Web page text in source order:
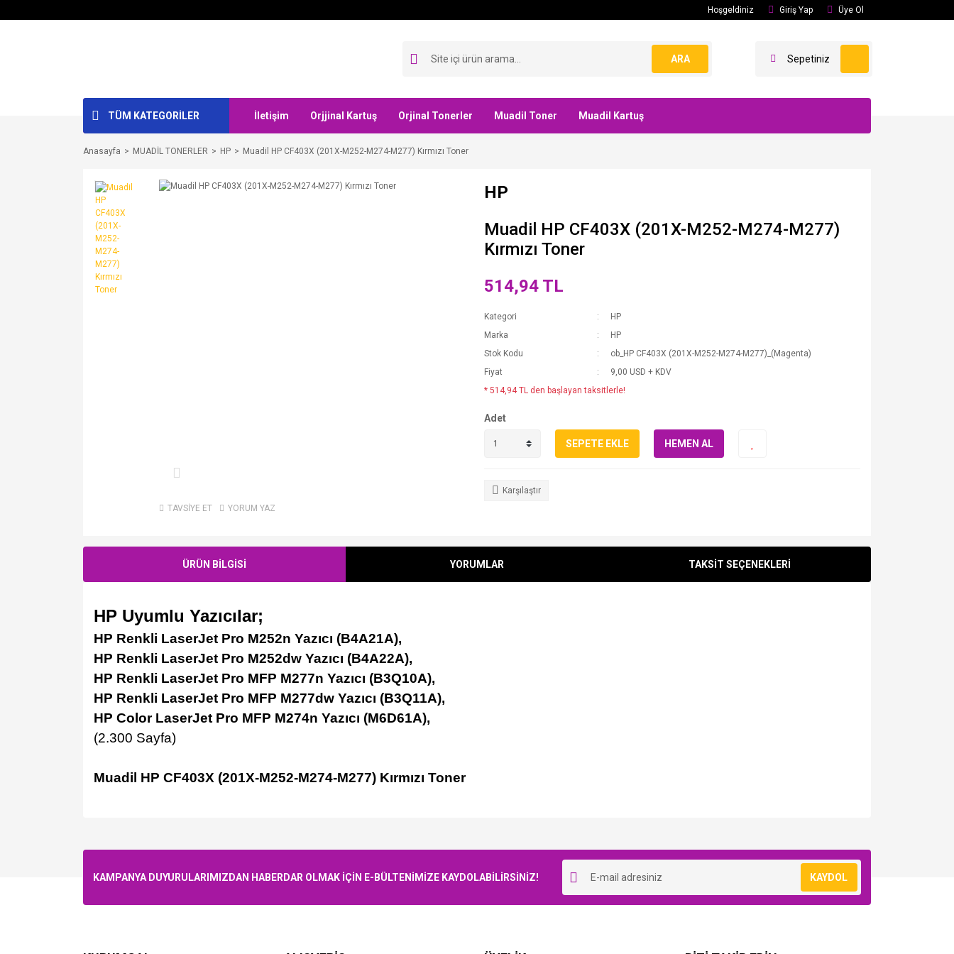
Hoşgeldiniz Giriş Yap Üye Ol
ARA Sepetiniz
TÜM KATEGORİLER İletişim Orjjinal Kartuş Orjinal Tonerler Muadil Toner Muadil Kartuş
Anasayfa MUADİL TONERLER HP Muadil HP CF403X (201X-M252-M274-M277) Kırmızı Toner
TAVSİYE ET YORUM YAZ
HP
Muadil HP CF403X (201X-M252-M274-M277)
Kırmızı Toner
514,94 TL
Kategori
HP
Marka
HP
Stok Kodu
ob_HP CF403X (201X-M252-M274-M277)_(Magenta)
Fiyat
9,00 USD + KDV
* 514,94 TL den başlayan taksitlerle!
Adet
SEPETE EKLE HEMEN AL
Karşılaştır
ÜRÜN BİLGİSİ YORUMLAR TAKSİT SEÇENEKLERİ
HP Uyumlu Yazıcılar;
HP Renkli LaserJet Pro M252n Yazıcı (B4A21A),
HP Renkli LaserJet Pro M252dw Yazıcı (B4A22A),
HP Renkli LaserJet Pro MFP M277n Yazıcı (B3Q10A),
HP Renkli LaserJet Pro MFP M277dw Yazıcı (B3Q11A),
HP Color LaserJet Pro MFP M274n Yazıcı (M6D61A),
(2.300 Sayfa)
Muadil HP CF403X (201X-M252-M274-M277) Kırmızı Toner
KAMPANYA DUYURULARIMIZDAN HABERDAR OLMAK İÇİN E-BÜLTENİMİZE KAYDOLABİLİRSİNİZ! KAYDOL